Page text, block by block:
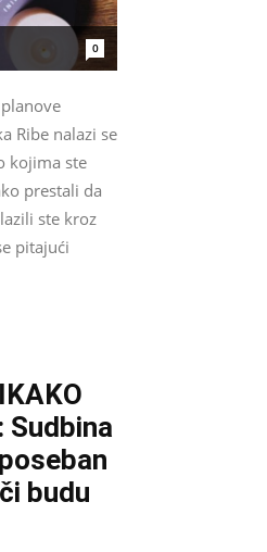
0
Ribe nalazi se
kojima ste
prestali da
ste kroz
pitajući
Sudbina
budu